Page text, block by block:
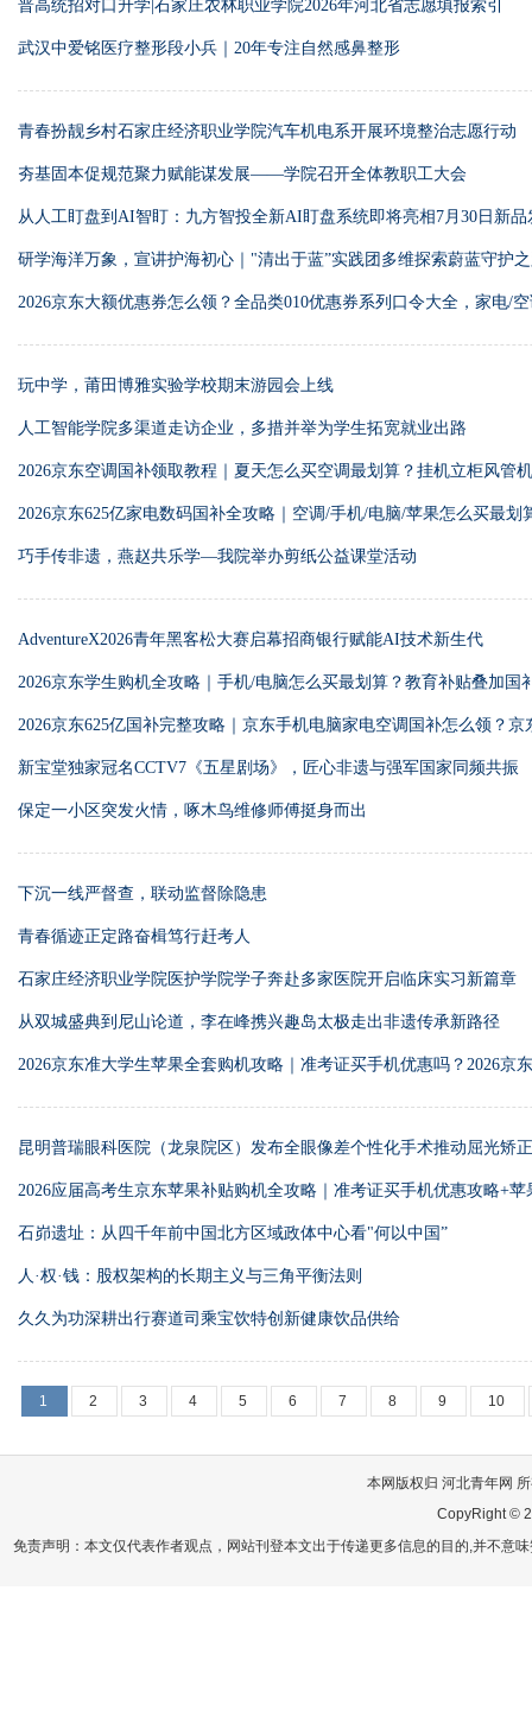
普高统招对口升学|石家庄农林职业学院2026年河北省志愿填报索引
武汉中爱铭医疗整形段小兵｜20年专注自然感鼻整形
青春扮靓乡村石家庄经济职业学院汽车机电系开展环境整治志愿行动
夯基固本促规范聚力赋能谋发展——学院召开全体教职工大会
从人工盯盘到AI智盯：九方智投全新AI盯盘系统即将亮相7月30日新品
研学海洋万象，宣讲护海初心｜"清出于蓝”实践团多维探索蔚蓝守护
2026京东大额优惠券怎么领？全品类010优惠券系列口令大全，家电/
玩中学，莆田博雅实验学校期末游园会上线
人工智能学院多渠道走访企业，多措并举为学生拓宽就业出路
2026京东空调国补领取教程｜夏天怎么买空调最划算？挂机立柜风管
补贴优惠叠加顺序、空调隐藏优惠券、避坑全指南
2026京东625亿家电数码国补全攻略｜空调/手机/电脑/苹果怎么买最划
券怎么领取？口令+国补加百亿补贴最优叠加顺序+学生认证教程
巧手传非遗，燕赵共乐学—我院举办剪纸公益课堂活动
AdventureX2026青年黑客松大赛启幕招商银行赋能AI技术新生代
2026京东学生购机全攻略｜手机/电脑怎么买最划算？教育补贴叠加国
领取入口＋手机电脑优惠叠加指南
2026京东625亿国补完整攻略｜京东手机电脑家电空调国补怎么领？
取？7月京东国补政策最新消息
新宝堂独家冠名CCTV7《五星剧场》，匠心非遗与强军国家同频共振
保定一小区突发火情，啄木鸟维修师傅挺身而出
下沉一线严督查，联动监督除隐患
青春循迹正定路奋楫笃行赶考人
石家庄经济职业学院医护学院学子奔赴多家医院开启临床实习新篇章
从双城盛典到尼山论道，李在峰携兴趣岛太极走出非遗传承新路径
2026京东准大学生苹果全套购机攻略｜准考证买手机优惠吗？2026京
昆明普瑞眼科医院（龙泉院区）发布全眼像差个性化手术推动屈光矫
代
2026应届高考生京东苹果补贴购机全攻略｜准考证买手机优惠攻略+
教程认证领券+京东全品类补贴+国补叠加全流程
石峁遗址：从四千年前中国北方区域政体中心看"何以中国”
人·权·钱：股权架构的长期主义与三角平衡法则
久久为功深耕出行赛道司乘宝饮特创新健康饮品供给
1 2 3 4 5 6 7 8 9 10
本网版权归 河北青年网
CopyRight ©
免责声明：本文仅代表作者观点，网站刊登本文出于传递更多信息的目的,并不意